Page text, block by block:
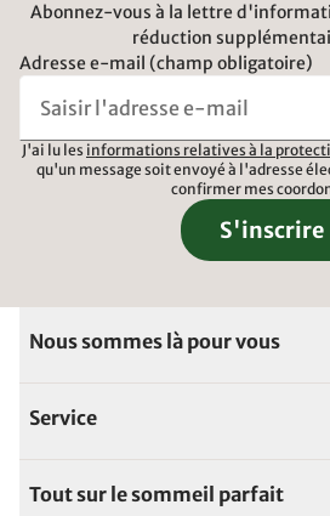
Abonnez-vous à la lettre
réduction
Adresse e-mail (champ obligatoire)
J'ai lu les informations relatives à la
qu'un message soit envoyé à l'adresse
confirmer mes
S'inscrire
Nous sommes là pour vous
Service
Tout sur le sommeil parfait